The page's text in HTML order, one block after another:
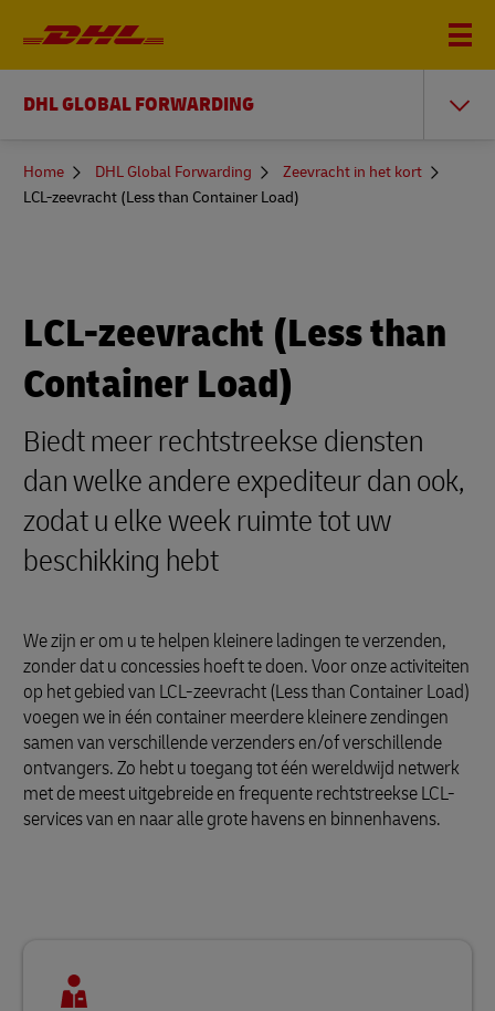
DHL GLOBAL FORWARDING
You
here
Home DHL Global Forwarding
Zeevracht in het kort
LCL-zeevracht (Less than Container Load)
LCL-zeevracht (Less than
Container Load)
Biedt meer rechtstreekse diensten
dan welke andere expediteur dan ook,
zodat u elke week ruimte tot uw
beschikking hebt
We zijn er om u te helpen kleinere ladingen te verzenden,
zonder dat u concessies hoeft te doen. Voor onze activiteiten
op het gebied van LCL-zeevracht (Less than Container Load)
voegen we in één container meerdere kleinere zendingen
samen van verschillende verzenders en/of verschillende
ontvangers. Zo hebt u toegang tot één wereldwijd netwerk
met de meest uitgebreide en frequente rechtstreekse LCL-
services van en naar alle grote havens en binnenhavens.